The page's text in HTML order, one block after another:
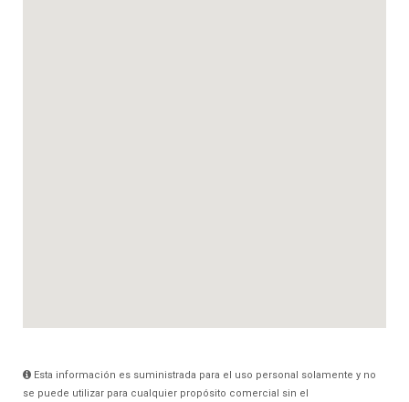
Esta información es suministrada para el uso personal solamente y no
se puede utilizar para cualquier propósito comercial sin el